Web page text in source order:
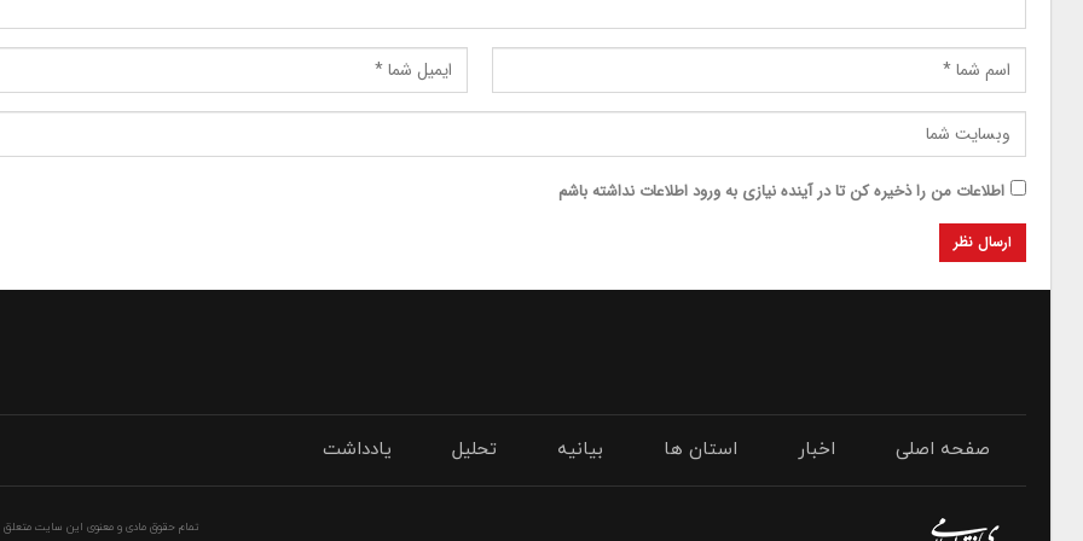
اطلاعات من را ذخیره کن تا در آینده نیازی به ورود اطلاعات نداشته باشم
صفحه اصلی اخبار استان ها بیانیه تحلیل یادداشت
تمام حقوق مادی و معنوی این سایت متعلق